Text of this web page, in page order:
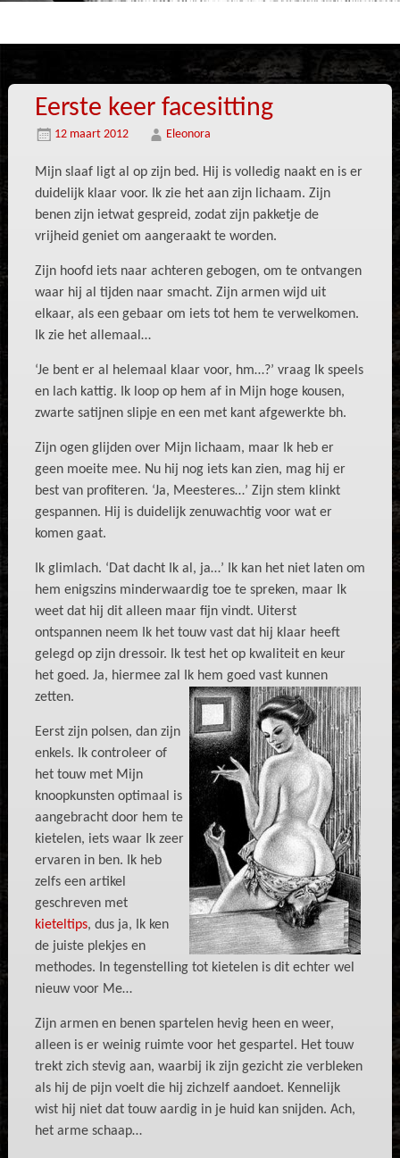
Eerste keer facesitting
12 maart 2012 Eleonora
Mijn slaaf ligt al op zijn bed. Hij is volledig naakt en is er
duidelijk klaar voor. Ik zie het aan zijn lichaam. Zijn
benen zijn ietwat gespreid, zodat zijn pakketje de
vrijheid geniet om aangeraakt te worden.
Zijn hoofd iets naar achteren gebogen, om te ontvangen
waar hij al tijden naar smacht. Zijn armen wijd uit
elkaar, als een gebaar om iets tot hem te verwelkomen.
Ik zie het allemaal…
‘Je bent er al helemaal klaar voor, hm…?’ vraag Ik speels
en lach kattig. Ik loop op hem af in Mijn hoge kousen,
zwarte satijnen slipje en een met kant afgewerkte bh.
Zijn ogen glijden over Mijn lichaam, maar Ik heb er
geen moeite mee. Nu hij nog iets kan zien, mag hij er
best van profiteren. ‘Ja, Meesteres…’ Zijn stem klinkt
gespannen. Hij is duidelijk zenuwachtig voor wat er
komen gaat.
Ik glimlach. ‘Dat dacht Ik al, ja…’ Ik kan het niet laten om
hem enigszins minderwaardig toe te spreken, maar Ik
weet dat hij dit alleen maar fijn vindt. Uiterst
ontspannen neem Ik het touw vast dat hij klaar heeft
gelegd op zijn dressoir. Ik test het op kwaliteit en keur
het goed. Ja, hiermee zal Ik hem goed vast kunnen
zetten.
Eerst zijn polsen, dan zijn
enkels. Ik controleer of
het touw met Mijn
knoopkunsten optimaal is
aangebracht door hem te
kietelen, iets waar Ik zeer
ervaren in ben. Ik heb
zelfs een artikel
geschreven met
kieteltips, dus ja, Ik ken
de juiste plekjes en
methodes. In tegenstelling tot kietelen is dit echter wel
nieuw voor Me…
Zijn armen en benen spartelen hevig heen en weer,
alleen is er weinig ruimte voor het gespartel. Het touw
trekt zich stevig aan, waarbij ik zijn gezicht zie verbleken
als hij de pijn voelt die hij zichzelf aandoet. Kennelijk
wist hij niet dat touw aardig in je huid kan snijden. Ach,
het arme schaap…